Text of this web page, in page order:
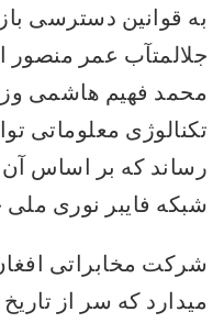
به قوانین دسترسی
جلالمتآب عمر منصور
محمد فهیم هاشمی
تکنالوژی معلوماتی
رساند که بر اساس آن
شبکه فایبر نوری
شرکت مخابراتی